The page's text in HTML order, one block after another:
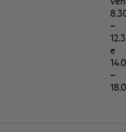
–
e
–